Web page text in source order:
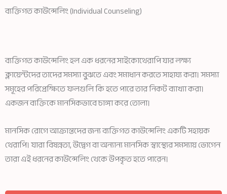
ব্যক্তিগত কাউন্সেলিং (Individual Counseling)
ব্যক্তিগত কাউন্সেলিং হল এক ধরনের সাইকোথেরাপি যার লক্ষ্য
ক্লায়েন্টদের তাদের সমস্যা বুঝতে এবং সমাধান করতে সাহায্য করা। সমস্যা
সমূহের পরিপ্রেক্ষিতে ফলগুলি কি হতে পারে তার নিকট ব্যাখ্যা করা।
একজন ব্যক্তিকে মানসিকভাবে চাঙ্গা করে তোলা।
মানসিক রোগে আক্রান্তদের জন্য ব্যক্তিগত কাউন্সেলিং একটি সহায়ক
থেরাপি। যারা বিষন্নতা, উদ্বেগ বা অন্যান্য মানসিক স্বাস্থ্যের সমস্যায় ভোগেন
তারা এই ধরনের কাউন্সেলিং থেকে উপকৃত হতে পারেন।